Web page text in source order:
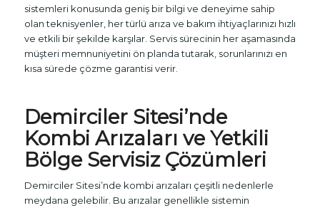
sistemleri konusunda geniş bir bilgi ve deneyime sahip
olan teknisyenler, her türlü arıza ve bakım ihtiyaçlarınızı hızlı
ve etkili bir şekilde karşılar. Servis sürecinin her aşamasında
müşteri memnuniyetini ön planda tutarak, sorunlarınızı en
kısa sürede çözme garantisi verir.
Demirciler Sitesi’nde
Kombi Arızaları ve Yetkili
Bölge Servisiz Çözümleri
Demirciler Sitesi’nde kombi arızaları çeşitli nedenlerle
meydana gelebilir. Bu arızalar genellikle sistemin